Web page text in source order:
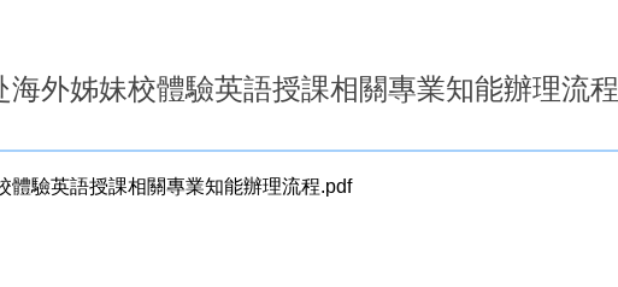
海外姊妹校體驗英語授課相關專業知能辦理流程
體驗英語授課相關專業知能辦理流程.pdf